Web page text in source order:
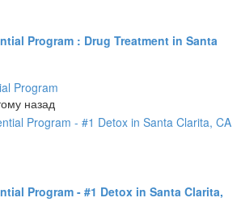
Program : Drug Treatment in Santa
Program
назад
Program - #1 Detox in Santa Clarita,